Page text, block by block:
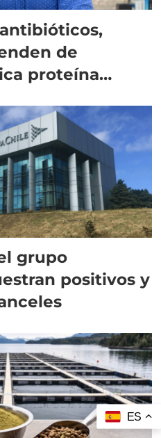
de
proteína
grupo
positivos y
ES